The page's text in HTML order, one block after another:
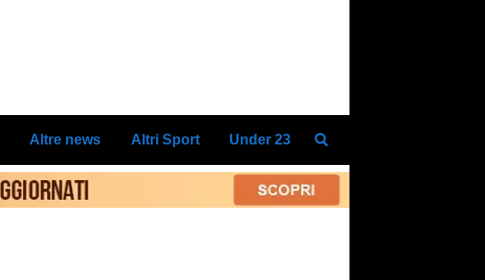
Altre news Altri Sport Under 23